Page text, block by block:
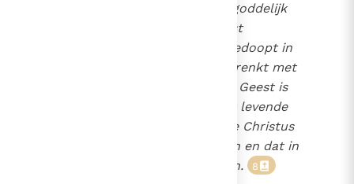
dat onze geboorte tot het goddelijk
leven ons in de Heilige Geest
geschonken wordt. Maar "gedoopt in
één Geest" zijn wij ook "gedrenkt met
: de Geest is
daarom ook persoonlijk het levende
water dat uit de gekruisigde Christus
als uit zijn bron en dat in
ons opwelt tot eeuwig leven. 8